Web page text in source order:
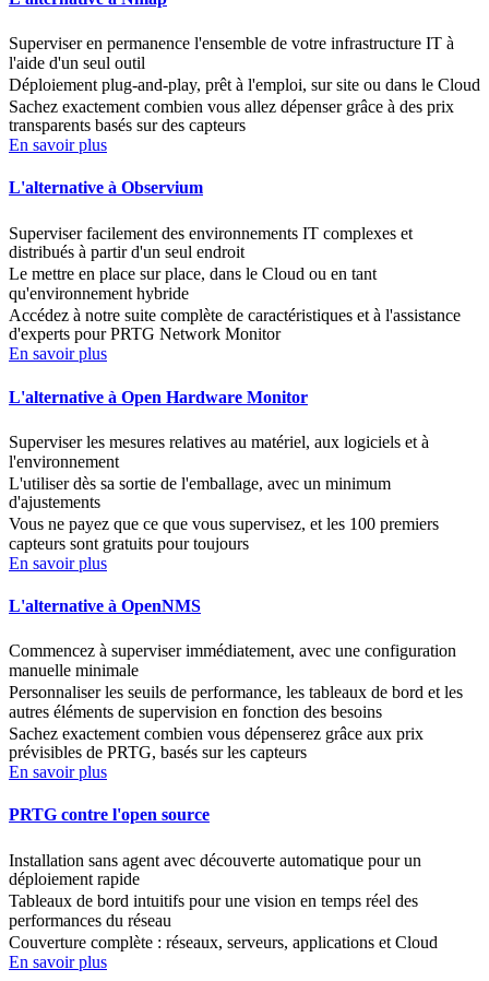
Superviser en permanence l'ensemble de votre infrastructure IT à
l'aide d'un seul outil
Déploiement plug-and-play, prêt à l'emploi, sur site ou dans le Cloud
Sachez exactement combien vous allez dépenser grâce à des prix
transparents basés sur des capteurs
En savoir plus
L'alternative à Observium
Superviser facilement des environnements IT complexes et
distribués à partir d'un seul endroit
Le mettre en place sur place, dans le Cloud ou en tant
qu'environnement hybride
Accédez à notre suite complète de caractéristiques et à l'assistance
d'experts pour PRTG Network Monitor
En savoir plus
L'alternative à Open Hardware Monitor
Superviser les mesures relatives au matériel, aux logiciels et à
l'environnement
L'utiliser dès sa sortie de l'emballage, avec un minimum
d'ajustements
Vous ne payez que ce que vous supervisez, et les 100 premiers
capteurs sont gratuits pour toujours
En savoir plus
L'alternative à OpenNMS
Commencez à superviser immédiatement, avec une configuration
manuelle minimale
Personnaliser les seuils de performance, les tableaux de bord et les
autres éléments de supervision en fonction des besoins
Sachez exactement combien vous dépenserez grâce aux prix
prévisibles de PRTG, basés sur les capteurs
En savoir plus
PRTG contre l'open source
Installation sans agent avec découverte automatique pour un
déploiement rapide
Tableaux de bord intuitifs pour une vision en temps réel des
performances du réseau
Couverture complète : réseaux, serveurs, applications et Cloud
En savoir plus